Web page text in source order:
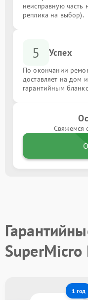
неисправную часть
реплика на выбор).
5 Успех
По окончании
доставляет на дом
гарантийным
Свяжемся
SuperMicro
1 год